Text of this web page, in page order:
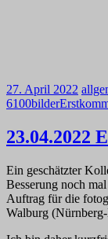
27. April 2022
6100bilder
23.04.2022
Ein geschätzter
Besserung noch
Auftrag für die
Walburg